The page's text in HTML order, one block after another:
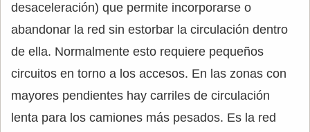
desaceleración) que permite incorporarse o
abandonar la red sin estorbar la circulación dentro
de ella. Normalmente esto requiere pequeños
circuitos en torno a los accesos. En las zonas con
mayores pendientes hay carriles de circulación
lenta para los camiones más pesados. Es la red